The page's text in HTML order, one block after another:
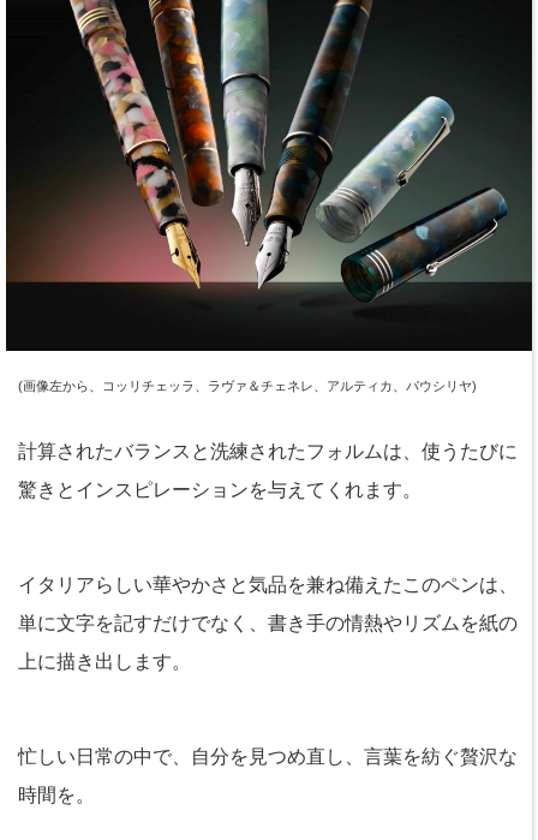
(画像左から、コッリチェッラ、ラヴァ＆チェネレ、アルティカ、パウシリヤ)
計算されたバランスと洗練されたフォルムは、使うたびに
驚きとインスピレーションを与えてくれます。
イタリアらしい華やかさと気品を兼ね備えたこのペンは、
単に文字を記すだけでなく、書き手の情熱やリズムを紙の
上に描き出します。
忙しい日常の中で、自分を見つめ直し、言葉を紡ぐ贅沢な
時間を。